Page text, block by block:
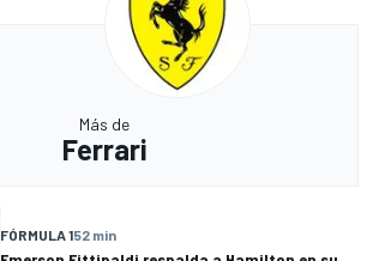
Más de
Ferrari
FÓRMULA 152 min